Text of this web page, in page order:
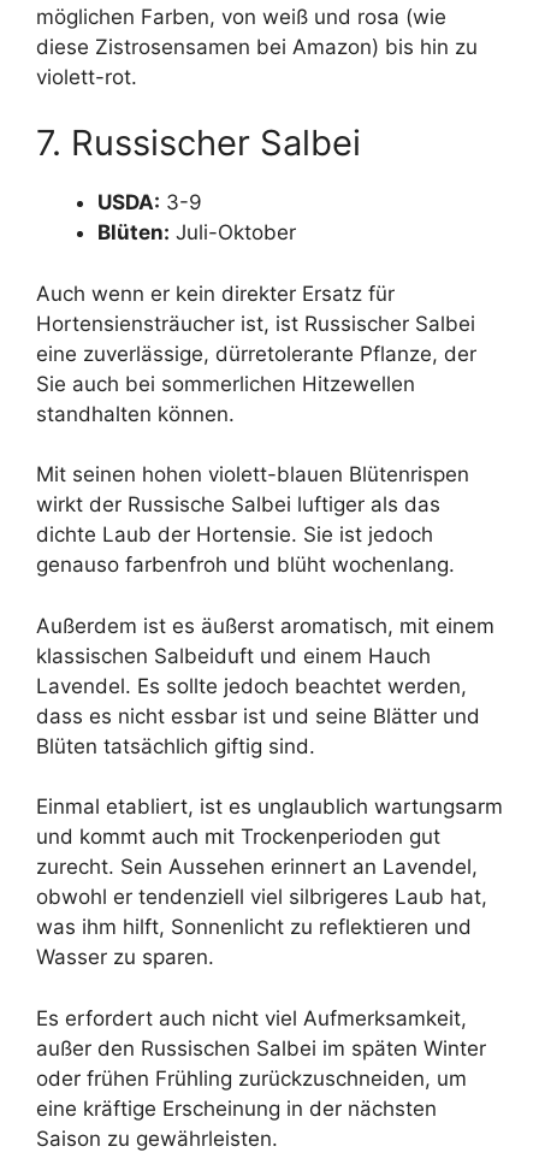
möglichen Farben, von weiß und rosa (wie
diese Zistrosensamen bei Amazon) bis hin zu
violett-rot.
7. Russischer Salbei
USDA: 3-9
Blüten: Juli-Oktober
Auch wenn er kein direkter Ersatz für
Hortensiensträucher ist, ist Russischer Salbei
eine zuverlässige, dürretolerante Pflanze, der
Sie auch bei sommerlichen Hitzewellen
standhalten können.
Mit seinen hohen violett-blauen Blütenrispen
wirkt der Russische Salbei luftiger als das
dichte Laub der Hortensie. Sie ist jedoch
genauso farbenfroh und blüht wochenlang.
Außerdem ist es äußerst aromatisch, mit einem
klassischen Salbeiduft und einem Hauch
Lavendel. Es sollte jedoch beachtet werden,
dass es nicht essbar ist und seine Blätter und
Blüten tatsächlich giftig sind.
Einmal etabliert, ist es unglaublich wartungsarm
und kommt auch mit Trockenperioden gut
zurecht. Sein Aussehen erinnert an Lavendel,
obwohl er tendenziell viel silbrigeres Laub hat,
was ihm hilft, Sonnenlicht zu reflektieren und
Wasser zu sparen.
Es erfordert auch nicht viel Aufmerksamkeit,
außer den Russischen Salbei im späten Winter
oder frühen Frühling zurückzuschneiden, um
eine kräftige Erscheinung in der nächsten
Saison zu gewährleisten.